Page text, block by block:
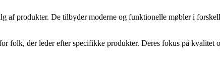
produkter. De tilbyder moderne og funktionelle møbler i
folk, der leder efter specifikke produkter. Deres fokus på